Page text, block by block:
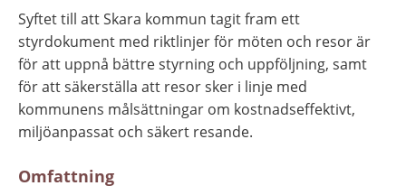
Syftet till att Skara kommun tagit fram ett
styrdokument med riktlinjer för möten och resor är
för att uppnå bättre styrning och uppföljning, samt
för att säkerställa att resor sker i linje med
kommunens målsättningar om kostnadseffektivt,
miljöanpassat och säkert resande.
Omfattning